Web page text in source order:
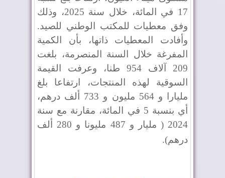
17 في المائة، خلال سنة 2025، وذلك
وفق معطيات للمكتب الوطني للصيد.
وأفادت المعطيات ذاتها، بأن الكمية
المفرغة خلال السنة المنصرمة، بلغت
209 آلاف 954 طنا، وعرفت القيمة
السوقية لهذه المنتجات، ارتفاعا بلغ
مليارا و 564 مليون و 733 ألف درهم،
أي بنسبة 5 في المائة، مقارنة مع سنة
2024 ( مليار و 487 مليونا و 280 ألف
درهم).